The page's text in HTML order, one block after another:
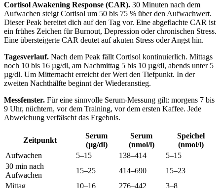
Cortisol Awakening Response (CAR). 30 Minuten nach dem
Aufwachen steigt Cortisol um 50 bis 75 % über den Aufwachwert.
Dieser Peak bereitet dich auf den Tag vor. Eine abgeflachte CAR ist
ein frühes Zeichen für Burnout, Depression oder chronischen Stress.
Eine übersteigerte CAR deutet auf akuten Stress oder Angst hin.
Tagesverlauf. Nach dem Peak fällt Cortisol kontinuierlich. Mittags
noch 10 bis 16 µg/dl, am Nachmittag 5 bis 10 µg/dl, abends unter 5
µg/dl. Um Mitternacht erreicht der Wert den Tiefpunkt. In der
zweiten Nachthälfte beginnt der Wiederanstieg.
Messfenster. Für eine sinnvolle Serum-Messung gilt: morgens 7 bis
9 Uhr, nüchtern, vor dem Training, vor dem ersten Kaffee. Jede
Abweichung verfälscht das Ergebnis.
Zeitpunkt
Serum
(µg/dl)
Serum
(nmol/l)
Speichel
(nmol/l)
Aufwachen
5–15 138–414
5–15
30 min nach
Aufwachen
15–25 414–690
15–23
Mittag
10–16 276–442
3–8